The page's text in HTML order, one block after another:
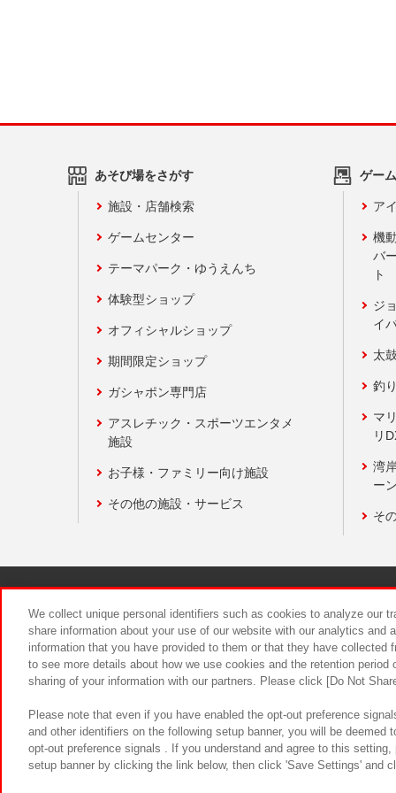
あそび場をさがす
施設・店舗検索
ゲームセンター
テーマパーク・ゆうえんち
体験型ショップ
オフィシャルショップ
期間限定ショップ
ガシャポン専門店
アスレチック・スポーツエンタメ
施設
お子様・ファミリー向け施設
その他の施設・サービス
ゲー
ア
機
バ
ト
ジ
イ
太
釣
マ
リ
湾
ー
そ
食品のご
We collect unique personal identifiers such as cookies to analyze our
share information about your use of our website with our analytics and
information that you have provided to them or that they have
to see more details about how we use cookies and the retention
sharing of your information with our partners. Please click [Do Not
Please note that even if you have enabled the opt-out preference
and other identifiers on the following setup banner, you will be
opt-out preference signals . If you understand and agree to this
setup banner by clicking the link below, then click 'Save Settings' and